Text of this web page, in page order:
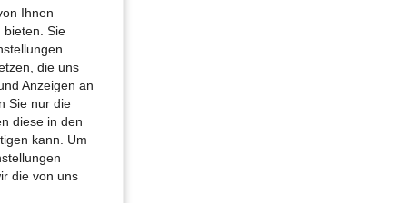
Ihnen
bieten. Sie
die uns
Anzeigen an
Sie nur die
diese in den
kann. Um
die von uns